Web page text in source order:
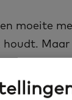
moeite
houdt.